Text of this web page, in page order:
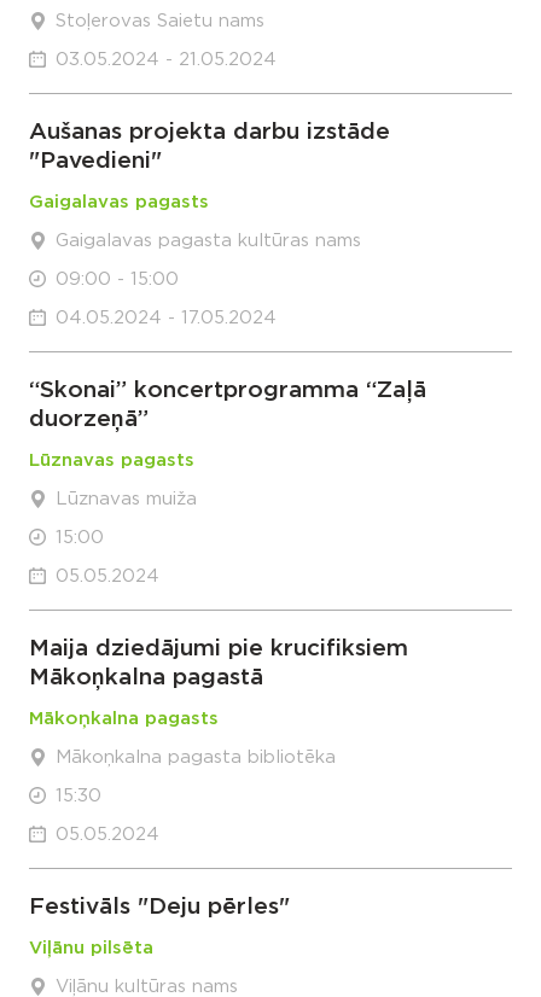
Stoļerovas Saietu nams
03.05.2024 - 21.05.2024
Aušanas projekta darbu izstāde
"Pavedieni"
Gaigalavas pagasts
Gaigalavas pagasta kultūras nams
09:00 - 15:00
04.05.2024 - 17.05.2024
“Skonai” koncertprogramma “Zaļā
duorzeņā”
Lūznavas pagasts
Lūznavas muiža
15:00
05.05.2024
Maija dziedājumi pie krucifiksiem
Mākoņkalna pagastā
Mākoņkalna pagasts
Mākoņkalna pagasta bibliotēka
15:30
05.05.2024
Festivāls "Deju pērles"
Viļānu pilsēta
Viļānu kultūras nams